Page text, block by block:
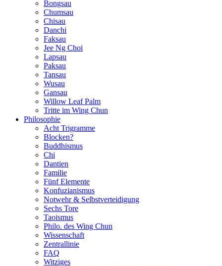
Bongsau
Chumsau
Chisau
Danchi
Faksau
Jee Ng Choi
Lapsau
Paksau
Tansau
Wusau
Gansau
Willow Leaf Palm
Tritte im Wing Chun
Philosophie
Acht Trigramme
Blocken?
Buddhismus
Chi
Dantien
Familie
Fünf Elemente
Konfuzianismus
Notwehr & Selbstverteidigung
Sechs Tore
Taoismus
Philo. des Wing Chun
Wissenschaft
Zentrallinie
FAQ
Witziges